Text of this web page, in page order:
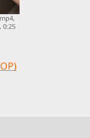
0:25